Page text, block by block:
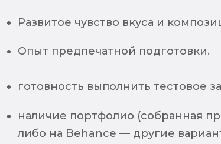
Развитое чувство вкуса и
Опыт предпечатной подготовки.
готовность выполнить тестовое
наличие портфолио (собранная
либо на Behance — другие